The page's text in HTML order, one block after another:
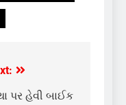
પર હેવી બાઈક